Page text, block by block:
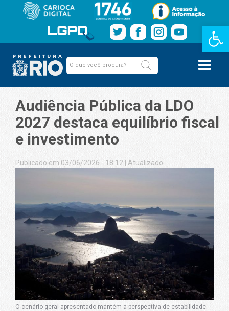
Barra de
Audiência Pública da LDO
2027 destaca equilíbrio fiscal
e investimento
Publicado em 03/06/2026 - 18:12 Atualizado
O cenário geral apresentado mantém a perspectiva de estabilidade